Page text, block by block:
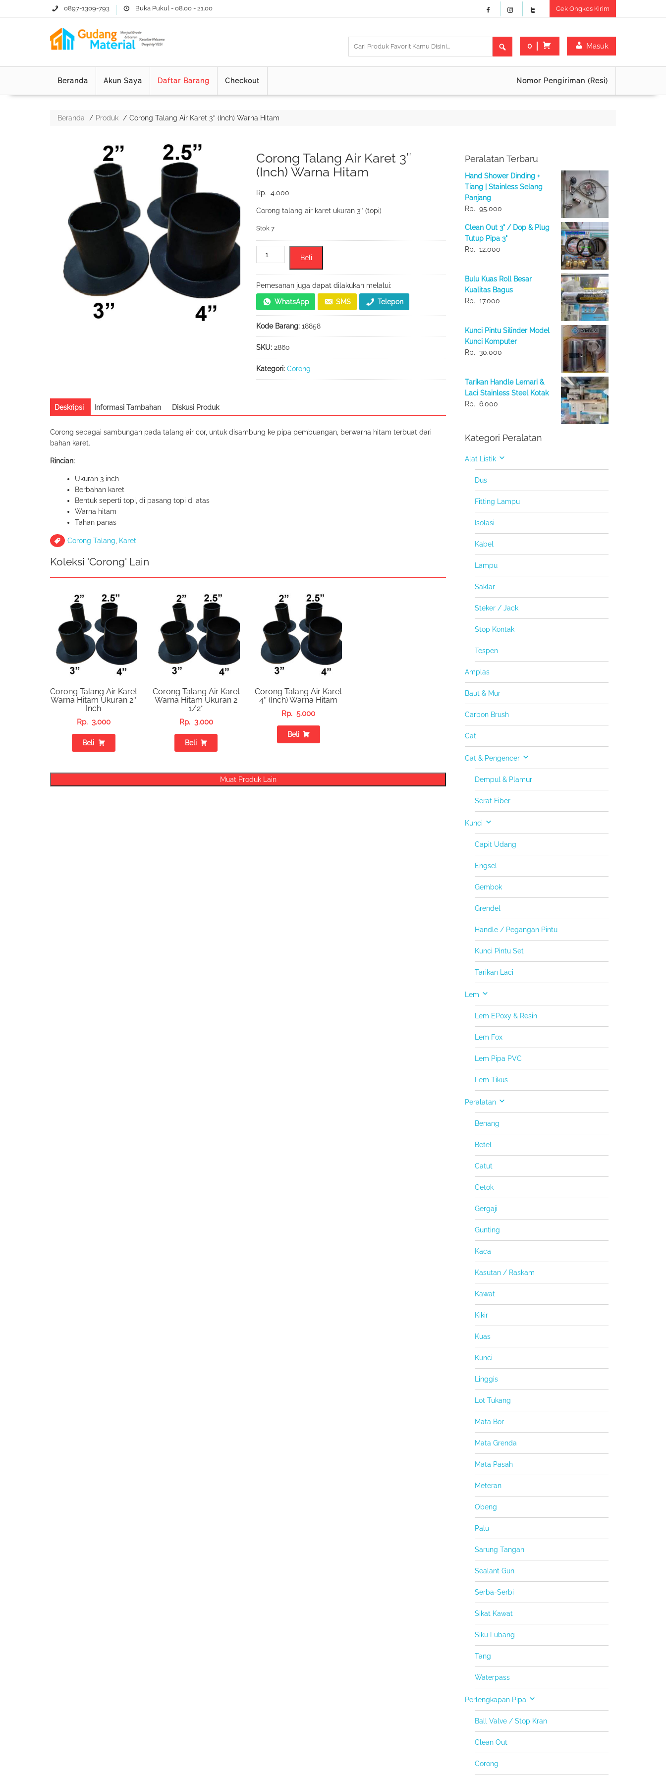
0897-1309-793 Buka Pukul - 08.00 - 21.00 Cek Ongkos Kirim
0 Masuk
Beranda Akun Saya Daftar Barang Checkout Nomor Pengiriman (Resi)
Beranda Produk Corong Talang Air Karet 3″ (Inch) Warna Hitam
Corong Talang Air Karet 3″
(Inch) Warna Hitam
Rp. 4.000
Corong talang air karet ukuran 3″ (topi)
Stok 7
Kuantitas
Corong
Talang
Air
Karet
(Inch)
Warna
Hitam
Beli
Pemesanan juga dapat dilakukan melalui:
WhatsApp SMS Telepon
Kode Barang: 18858
SKU: 2860
Kategori: Corong
Deskripsi Informasi Tambahan Diskusi Produk
Corong sebagai sambungan pada talang air cor, untuk disambung ke pipa pembuangan, berwarna hitam terbuat dari
bahan karet.
Rincian:
Ukuran 3 inch
Berbahan karet
Bentuk seperti topi, di pasang topi di atas
Warna hitam
Tahan panas
Corong Talang, Karet
Koleksi 'Corong' Lain
Corong Talang Air Karet
Warna Hitam Ukuran 2″
Inch
Rp. 3.000
Beli
Corong Talang Air Karet
Warna Hitam Ukuran 2
1/2″
Rp. 3.000
Beli
Corong Talang Air Karet
4″ (Inch) Warna Hitam
Rp. 5.000
Beli
Muat Produk Lain
Peralatan Terbaru
Hand Shower Dinding +
Tiang | Stainless Selang
Panjang
Rp. 95.000
Clean Out 3" / Dop & Plug
Tutup Pipa 3"
Rp. 12.000
Bulu Kuas Roll Besar
Kualitas Bagus
Rp. 17.000
Kunci Pintu Silinder Model
Kunci Komputer
Rp.
30.000
Tarikan Handle Lemari &
Laci Stainless Steel Kotak
Rp. 6.000
Kategori Peralatan
Alat Listik
Dus
Fitting Lampu
Isolasi
Kabel
Lampu
Saklar
Steker / Jack
Stop Kontak
Tespen
Amplas
Baut & Mur
Carbon Brush
Cat
Cat & Pengencer
Dempul & Plamur
Serat Fiber
Kunci
Capit Udang
Engsel
Gembok
Grendel
Handle / Pegangan Pintu
Kunci Pintu Set
Tarikan Laci
Lem
Lem EPoxy & Resin
Lem Fox
Lem Pipa PVC
Lem Tikus
Peralatan
Benang
Betel
Catut
Cetok
Gergaji
Gunting
Kaca
Kasutan / Raskam
Kawat
Kikir
Kuas
Kunci
Linggis
Lot Tukang
Mata Bor
Mata Grenda
Mata Pasah
Meteran
Obeng
Palu
Sarung Tangan
Sealant Gun
Serba-Serbi
Sikat Kawat
Siku Lubang
Tang
Waterpass
Perlengkapan Pipa
Ball Valve / Stop Kran
Clean Out
Corong